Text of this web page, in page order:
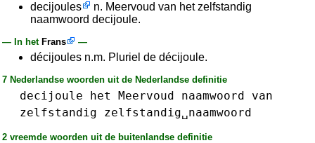
decijoules
n. Meervoud van het zelfstandig
naamwoord decijoule.
— In het Frans —
décijoules n.m. Pluriel de décijoule.
7 Nederlandse woorden uit de Nederlandse definitie
decijoule het Meervoud naamwoord
van
zelfstandig
zelfstandig␣naamwoord
2 vreemde woorden uit de buitenlandse definitie